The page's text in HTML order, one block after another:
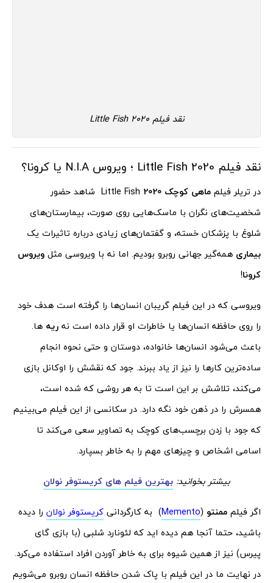
نقد فیلم Little Fish 2020
نقد فیلم 2020 Little Fish ؛ ویروس N.I.A یا کرونا؟
در تریلر فیلم ماهی کوچک 2020
Little Fish شاهد حضور
شخصیت‌های نگران با ماسک‌هایی روی صورت، بیمارستان‌های
شلوغ با پزشکان خسته، و گفتمان‌های زیادی درباره تاثیرات یک
بیماری همه‌گیر جهانی روبرو بودیم. اما نه با ویروسی مثل ویروس
کرونا!
ویروسی که در این فیلم گریبان انسان‌ها را گرفته است هدف خود
را روی حافظه انسان‌ها یا خاطرات او قرار داده است نه ریه ها.
باعث می‌شود انسان‌ها خانواده، دوستان و حتی نحوه انجام
ساده‌ترین کارها را نیز از یاد ببرند. جود که نقشش را اوکانل بازی
می‌کند، تلاشش بر این است تا به هر روشی که شده است،
همسرش را در ذهن خود نگه دارد. در سکانسی از این فیلم می‌بینیم
که جود با زدن برچسب‌های کوچک به تصاویر سعی می‌کند تا
اسامی اشخاص و چیزهای مهم را به خاطر بسپارد.
بیشتر بخوانید:بهترین فیلم های کریستوفر نولان
اگر فیلم ممنتو (
Memento) به کارگردانی کریستوفر نولان را دیده
باشید، حتما آنجا هم دیده اید که لئونارد شلبی (با بازی گای
پیرس) نیز از همین شیوه برای به خاطر آوردن افراد استفاده می‌کرد.
در نهایت ما در این فیلم با پاک شدن حافظه انسان روبرو می‌شویم